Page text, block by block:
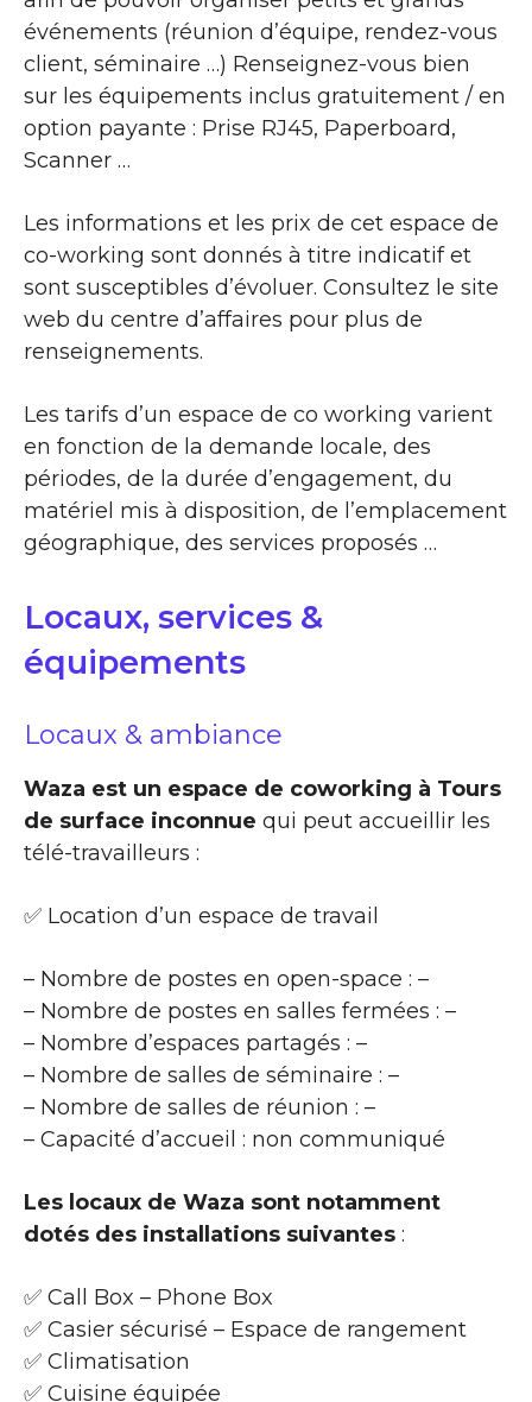
événements (réunion d’équipe, rendez-vous
client, séminaire …) Renseignez-vous bien
sur les équipements inclus gratuitement / en
option payante : Prise RJ45, Paperboard,
Scanner …
Les informations et les prix de cet espace de
co-working sont donnés à titre indicatif et
sont susceptibles d’évoluer. Consultez le site
web du centre d’affaires pour plus de
renseignements.
Les tarifs d’un espace de co working varient
en fonction de la demande locale, des
périodes, de la durée d’engagement, du
matériel mis à disposition, de l’emplacement
géographique, des services proposés …
Locaux, services &
équipements
Locaux & ambiance
Waza est un espace de coworking à Tours
de surface inconnue qui peut accueillir les
télé-travailleurs :
✅ Location d’un espace de travail
– Nombre de postes en open-space : –
– Nombre de postes en salles fermées : –
– Nombre d’espaces partagés : –
– Nombre de salles de séminaire : –
– Nombre de salles de réunion : –
– Capacité d’accueil : non communiqué
Les locaux de Waza sont notamment
dotés des installations suivantes :
✅ Call Box – Phone Box
✅ Casier sécurisé – Espace de rangement
✅ Climatisation
✅ Cuisine équipée